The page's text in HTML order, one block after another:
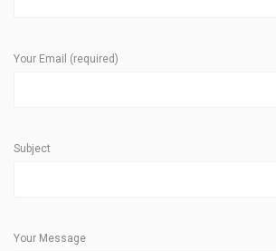
Your Email (required)
Subject
Your Message